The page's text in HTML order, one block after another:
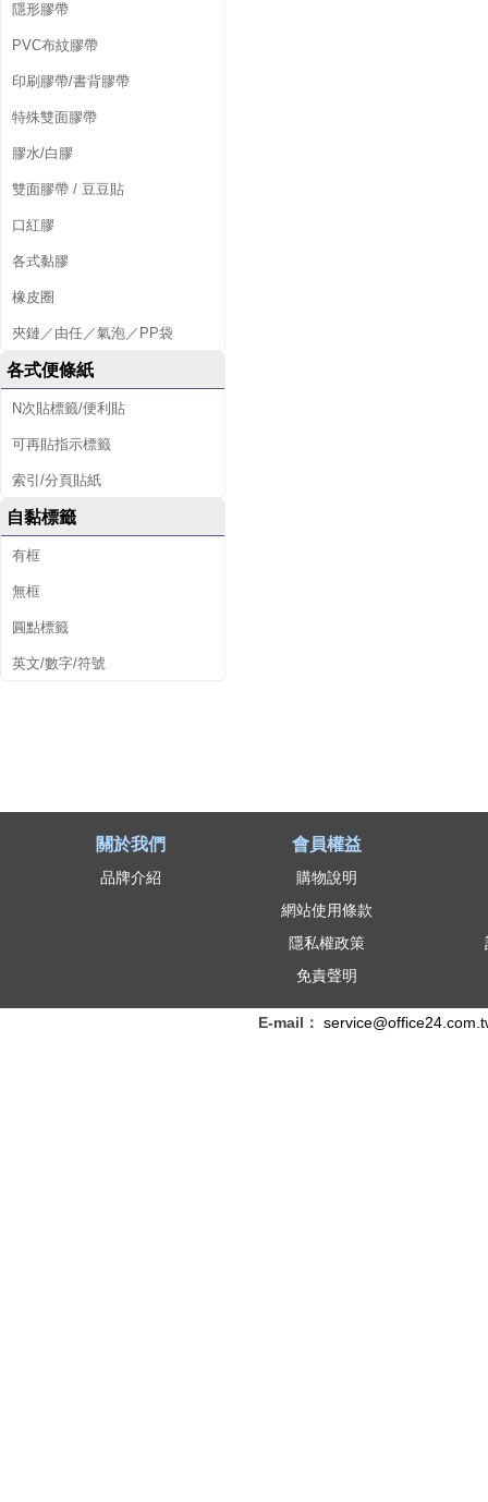
隱形膠帶
PVC布紋膠帶
印刷膠帶/書背膠帶
特殊雙面膠帶
膠水/白膠
雙面膠帶 / 豆豆貼
口紅膠
各式黏膠
橡皮圈
夾鏈／由任／氣泡／PP袋
各式便條紙
N次貼標籤/便利貼
可再貼指示標籤
索引/分頁貼紙
自黏標籤
有框
無框
圓點標籤
英文/數字/符號
關於我們
品牌介紹
會員權益
購物說明
網站使用條款
隱私權政策
免責聲明
E-mail：